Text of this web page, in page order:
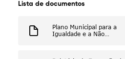
Categorias gerais
Lista de documentos
Plano Municipal para a
Igualdade e a Não